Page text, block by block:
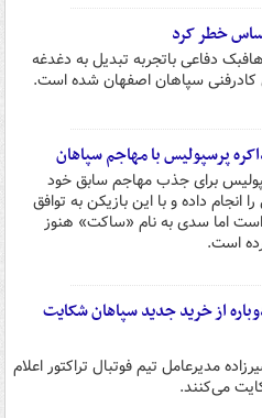
خطر کرد
دفاعی باتجربه تبدیل به دغدغه
کادرفنی سپاهان اصفهان شده است.
پرسپولیس با مهاجم سپاهان
برای جذب مهاجم سابق خود
انجام داده و با این بازیکن به توافق
اما سدی به نام «ساکت» هنوز
است.
از خرید جدید سپاهان شکایت
مدیرعامل تیم فوتبال تراکتور اعلام
می‌کنند.